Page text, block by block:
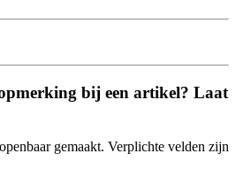
bij een artikel? Laat
gemaakt. Verplichte velden zijn